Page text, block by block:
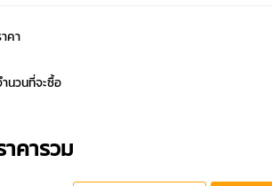
คา
นวนที่จะซื้อ
าคารวม